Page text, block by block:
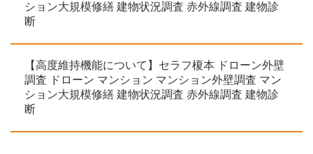
ション大規模修繕 建物状況調査 赤外線調査 建物診
断
【高度維持機能について】セラフ榎本 ドローン外壁
調査 ドローン マンション マンション外壁調査 マン
ション大規模修繕 建物状況調査 赤外線調査 建物診
断